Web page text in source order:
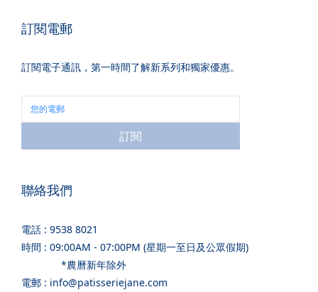
訂閱電郵
訂閱電子通訊，第一時間了解新系列和獨家優惠。
訂閱
聯絡我們
電話 : 9538 8021
時間 : 09:00AM - 07:00PM (星期一至日及公眾假期)
*農曆新年除外
電郵 : info@patisseriejane.com